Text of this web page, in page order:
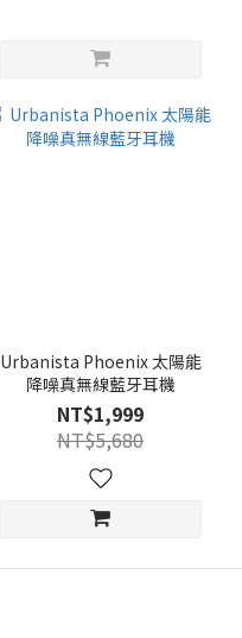
Urbanista Phoenix 太陽能
降噪真無線藍牙耳機
NT$1,999
NT$5,680